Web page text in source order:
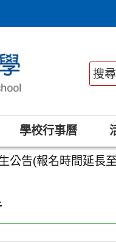
學校行事曆
公告(報名時間延長